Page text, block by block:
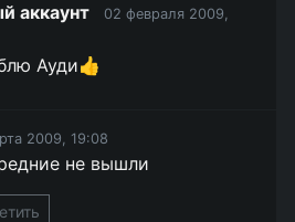
аккаунт
02 февраля 2009,
Ауди👍
2009, 19:08
не вышли